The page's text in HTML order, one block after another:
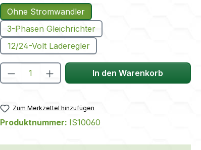
Ohne Stromwandler
3-Phasen Gleichrichter
12/24-Volt Laderegler
Produkt Anzahl: Gib den
In den Warenkorb
Zum Merkzettel hinzufügen
Produktnummer: IS10060